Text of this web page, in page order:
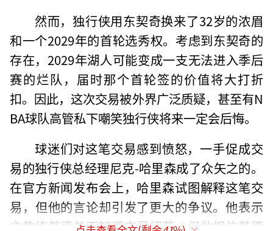
然而，独行侠用东契奇换来了32岁的浓眉
和一个2029年的首轮选秀权。考虑到东契奇的
存在，2029年湖人可能变成一支无法进入季后
赛的烂队，届时那个首轮签的价值将大打折
扣。因此，这次交易被外界广泛质疑，甚至有N
BA球队高管私下嘲笑独行侠将来一定会后悔。
球迷们对这笔交易感到愤怒，一手促成交
易的独行侠总经理尼克-哈里森成了众矢之的。
在官方新闻发布会上，哈里森试图解释这笔交
易，但他的言论却引发了更大的争议。他表示
主教练基德并不知道交易细节，但他相信基德